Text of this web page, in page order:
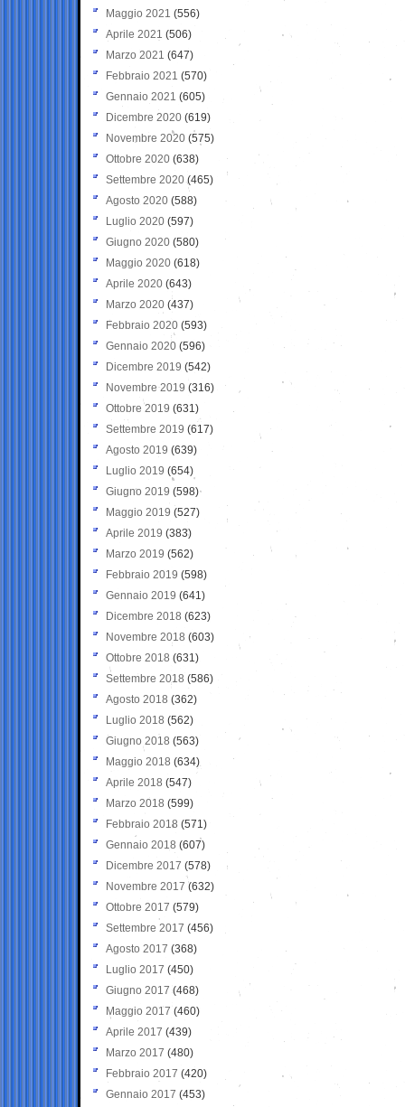
Maggio 2021 (556)
Aprile 2021 (506)
Marzo 2021 (647)
Febbraio 2021 (570)
Gennaio 2021 (605)
Dicembre 2020 (619)
Novembre 2020 (575)
Ottobre 2020 (638)
Settembre 2020(465)
Agosto 2020 (588)
Luglio 2020 (597)
Giugno 2020 (580)
Maggio 2020 (618)
Aprile 2020 (643)
Marzo 2020 (437)
Febbraio 2020 (593)
Gennaio 2020 (596)
Dicembre 2019 (542)
Novembre 2019 (316)
Ottobre 2019 (631)
Settembre 2019 (617)
Agosto 2019 (639)
Luglio 2019 (654)
Giugno 2019 (598)
Maggio 2019 (527)
Aprile 2019 (383)
Marzo 2019 (562)
Febbraio 2019 (598)
Gennaio 2019 (641)
Dicembre 2018 (623)
Novembre 2018 (603)
Ottobre 2018 (631)
Settembre 2018 (586)
Agosto 2018 (362)
Luglio 2018 (562)
Giugno 2018 (563)
Maggio 2018 (634)
Aprile 2018 (547)
Marzo 2018 (599)
Febbraio 2018 (571)
Gennaio 2018 (607)
Dicembre 2017 (578)
Novembre 2017 (632)
Ottobre 2017 (579)
Settembre 2017 (456)
Agosto 2017 (368)
Luglio 2017 (450)
Giugno 2017 (468)
Maggio 2017 (460)
Aprile 2017 (439)
Marzo 2017 (480)
Febbraio 2017 (420)
Gennaio 2017 (453)